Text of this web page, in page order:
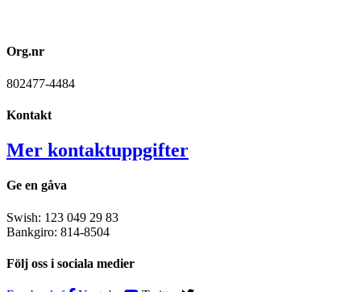
Org.nr
802477-4484
Kontakt
Mer kontaktuppgifter
Ge en gåva
Swish: 123 049 29 83
Bankgiro: 814-8504
Följ oss i sociala medier